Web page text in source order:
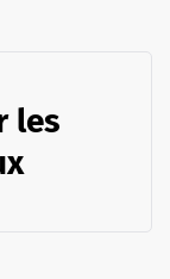
les